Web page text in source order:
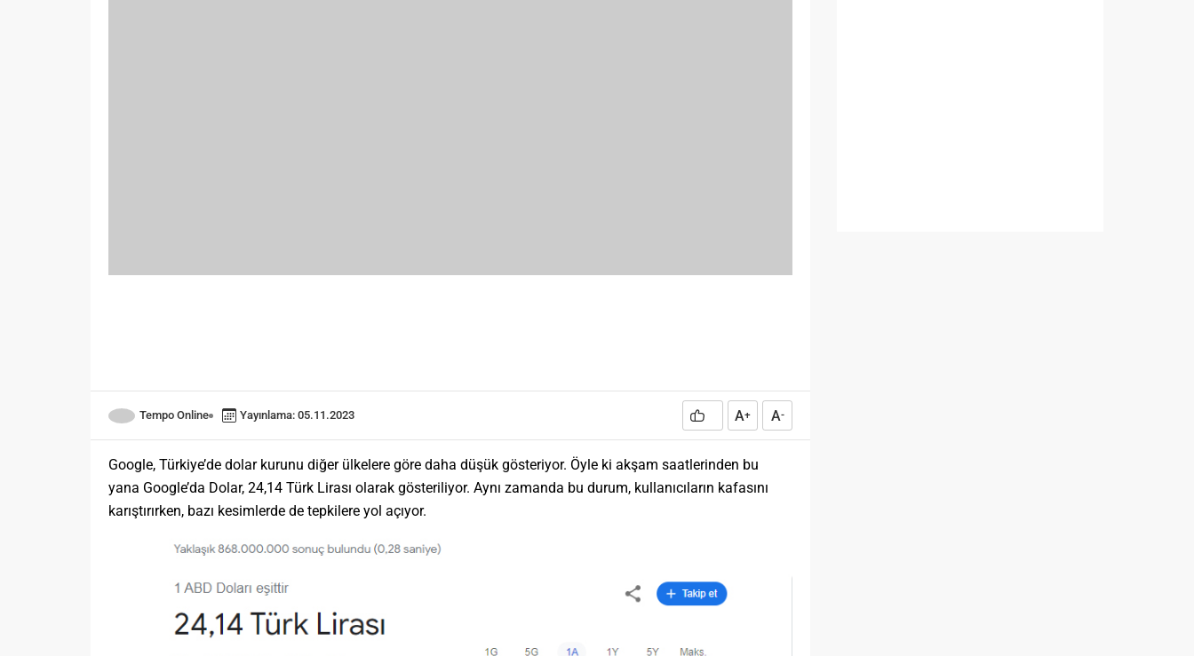
Tempo Online Yayınlama: 05.11.2023 A+ A-
Google, Türkiye’de dolar kurunu diğer ülkelere göre daha düşük gösteriyor. Öyle ki akşam saatlerinden bu
yana Google’da Dolar, 24,14 Türk Lirası olarak gösteriliyor. Aynı zamanda bu durum, kullanıcıların kafasını
karıştırırken, bazı kesimlerde de tepkilere yol açıyor.